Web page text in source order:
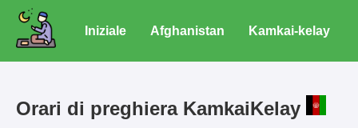
Iniziale Afghanistan Kamkai-kelay
Orari di preghiera KamkaiKelay